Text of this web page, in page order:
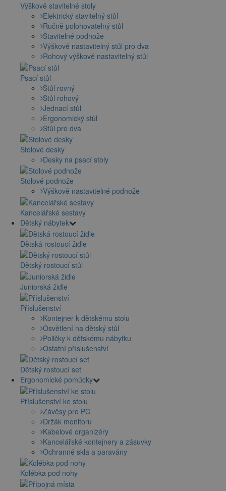
Výškově stavitelné stoly
Elektrický stavitelný stůl
Ručně polohovatelný stůl
Stavitelné podnože
Výškově nastavitelný stůl pro dva
Rohový výškově nastavitelný stůl
Psací stůl
Stůl rovný
Stůl rohový
Jednací stůl
Ergonomický stůl
Stůl pro dva
Stolové desky
Desky na psací stoly
Stolové podnože
Výškově nastavitelné podnože
Kancelářské sestavy
Dětský nábytek
Dětská rostoucí židle
Dětský rostoucí stůl
Juniorská židle
Příslušenství
Kontejner k dětskému stolu
Osvětlení na dětský stůl
Poličky k dětskému nábytku
Ostatní příslušenství
Dětský rostoucí set
Ergonomické pomůcky
Příslušenství ke stolu
Závěsy pro PC
Držák monitoru
Kabelové organizéry
Kancelářské kontejnery a zásuvky
Ochranné skla a paravány
Kolébka pod nohy